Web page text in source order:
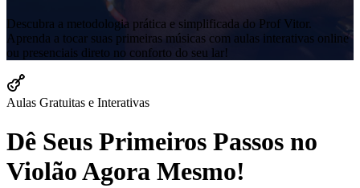
Descubra a metodologia prática e simplificada do Prof Vitor.
Aprenda a tocar suas primeiras músicas com aulas interativas online
ou presenciais direto no conforto do seu lar!
Aulas Gratuitas e Interativas
Dê Seus Primeiros Passos no
Violão Agora Mesmo!